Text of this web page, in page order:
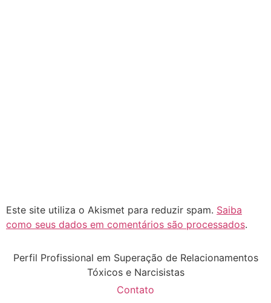
Este site utiliza o Akismet para reduzir spam. Saiba
como seus dados em comentários são processados.
Perfil Profissional em Superação de Relacionamentos
Tóxicos e Narcisistas
Contato